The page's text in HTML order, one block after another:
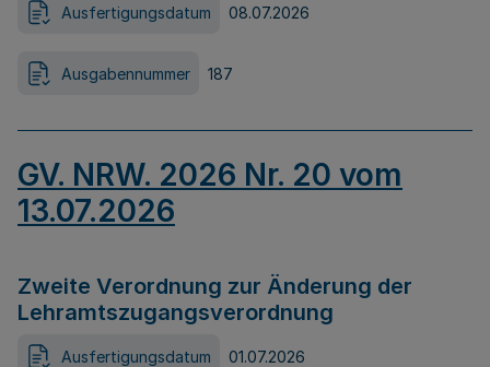
Ausfertigungsdatum 08.07.2026
Ausgabennummer 187
GV. NRW. 2026 Nr. 20 vom
13.07.2026
Zweite Verordnung zur Änderung der
Lehramtszugangsverordnung
Ausfertigungsdatum 01.07.2026